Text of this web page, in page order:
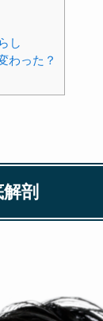
し
わった？
剖